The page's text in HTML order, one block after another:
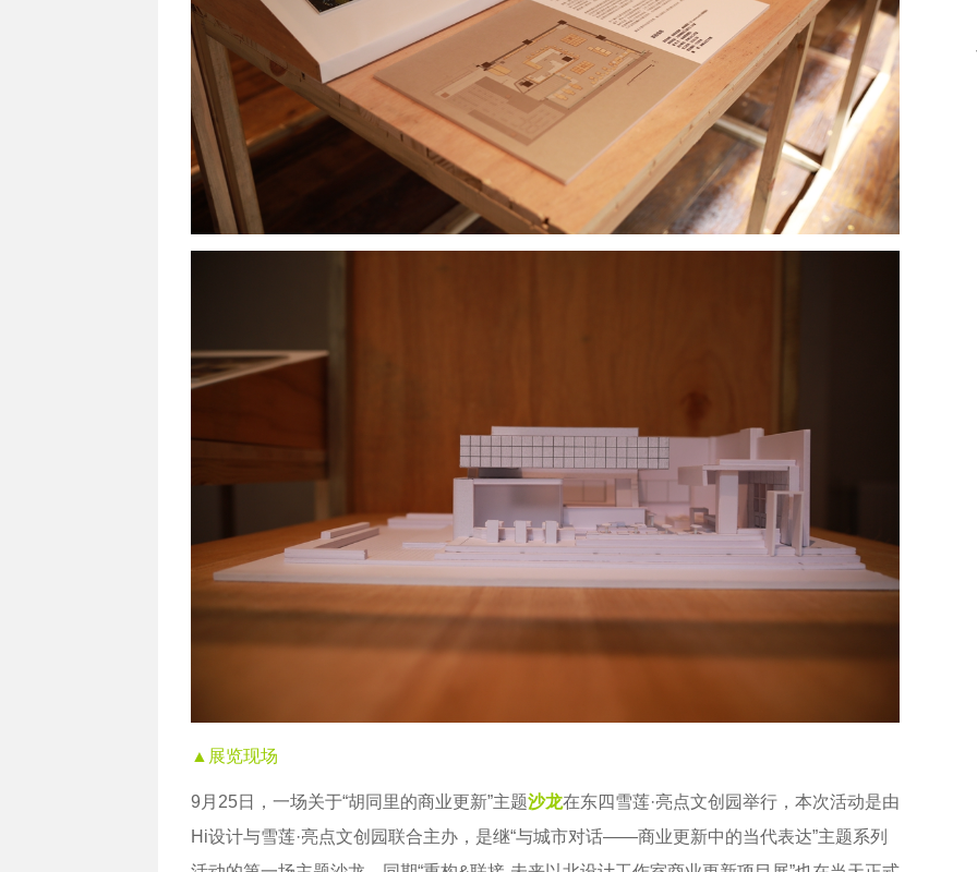
▲展览现场
9月25日，一场关于“胡同里的商业更新”主题沙龙在东四雪莲·亮点文创园举行，本次活动是由
Hi设计与雪莲·亮点文创园联合主办，是继“与城市对话——商业更新中的当代表达”主题系列